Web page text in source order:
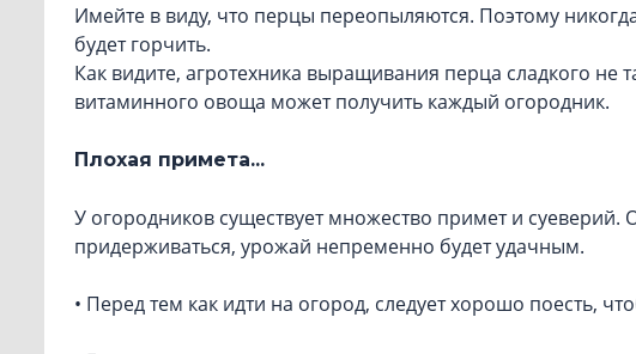
Имейте в виду, что перцы переопыляются. Поэтому
будет горчить.
Как видите, агротехника выращивания перца сладкого
витаминного овоща может получить каждый огородник.
Плохая примета...
У огородников существует множество примет и суеверий.
придерживаться, урожай непременно будет удачным.
• Перед тем как идти на огород, следует хорошо поесть,